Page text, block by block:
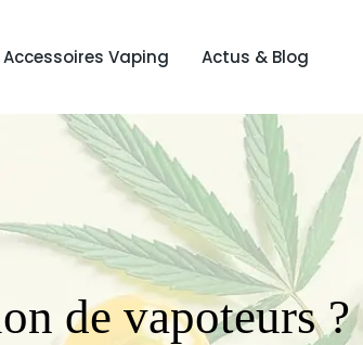
Accessoires Vaping Actus & Blog
de vapoteurs ?